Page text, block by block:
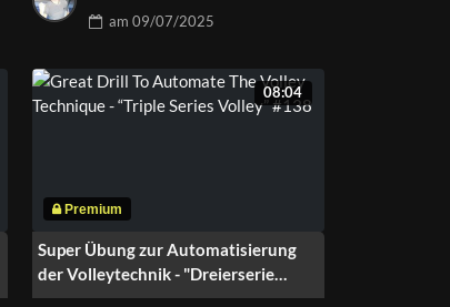
am 09/07/2025
08:04
Super Übung zur Automatisierung
der Volleytechnik - "Dreierserie
Volley" #138